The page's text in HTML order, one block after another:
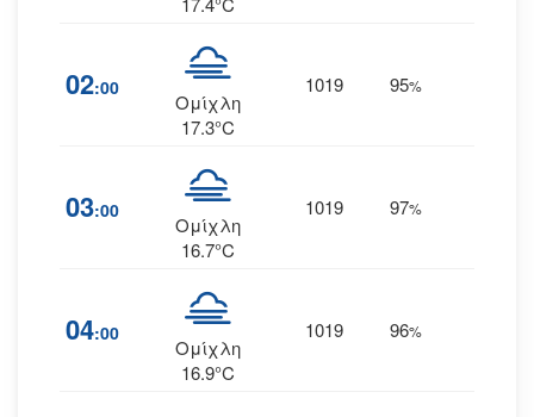
02:00
Ομίχλη
17.3°C
1019 95%
03:00
Ομίχλη
16.7°C
1019 97%
04:00
Ομίχλη
16.9°C
1019 96%